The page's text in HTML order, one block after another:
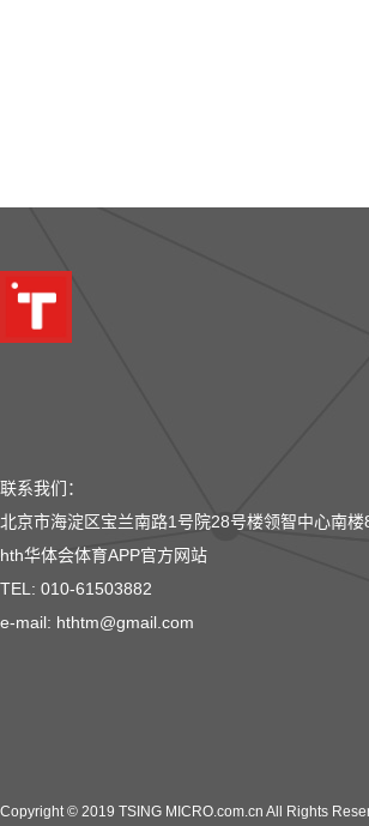
联系我们：
北京市海淀区宝兰南路1号院28号楼领智中心南楼
hth华体会体育APP官方网站
TEL: 010-61503882
e-mail: hthtm@gmail.com
Copyright © 2019 TSING MICRO.com.cn All Rights